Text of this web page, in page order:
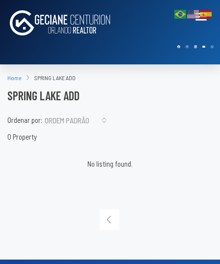
Home SPRING LAKE ADD
SPRING LAKE ADD
0 Property
Ordenar por: ORDEM PADRÃO
No listing found.